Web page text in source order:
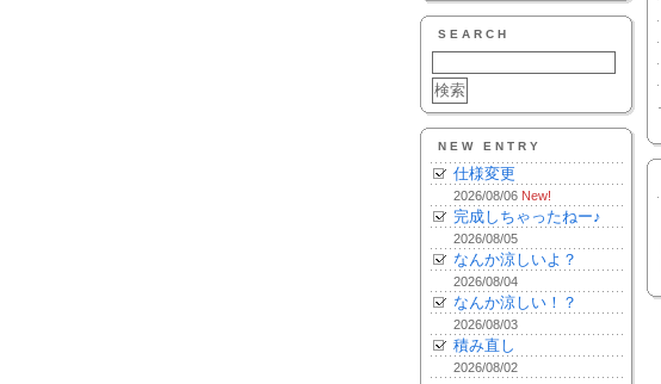
SEARCH
NEW ENTRY
仕様変更
2026/08/06 New!
完成しちゃったねー♪
2026/08/05
なんか涼しいよ？
2026/08/04
なんか涼しい！？
2026/08/03
積み直し
2026/08/02